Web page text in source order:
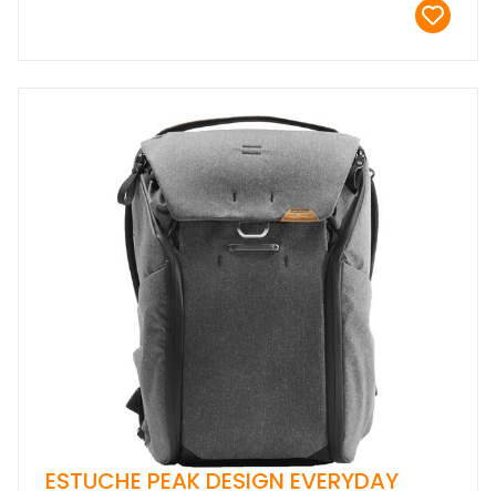
ESTUCHE PEAK DESIGN EVERYDAY